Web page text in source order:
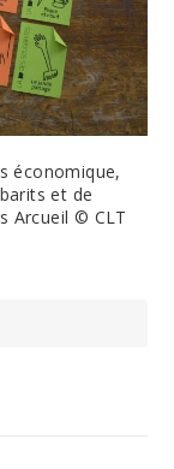
économique,
et de
Arcueil © CLT